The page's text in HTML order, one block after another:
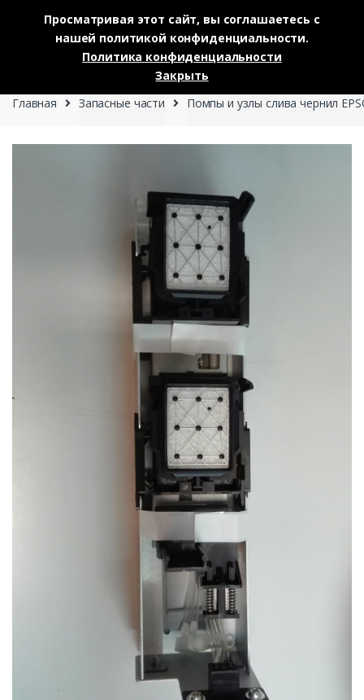
Skip to navigation
Skip to content
Главная Запасные части Помпы и узлы слива чернил
Просматривая этот сайт, вы соглашаетесь с
нашей политикой конфиденциальности.
Политика конфиденциальности
Закрыть